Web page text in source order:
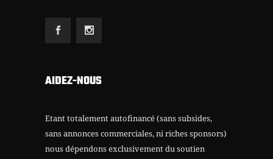
AIDEZ-NOUS
Etant totalement autofinancé (sans subsides,
sans annonces commerciales, ni riches sponsors)
nous dépendons exclusivement du soutien